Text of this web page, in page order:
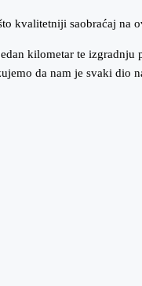
kvalitetniji saobraćaj na
kilometar te izgradnju
da nam je svaki dio